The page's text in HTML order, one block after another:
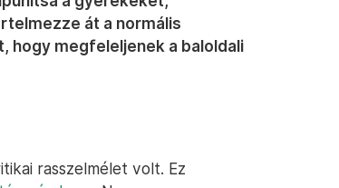
át a normális
hogy megfeleljenek a baloldali
rasszelmélet volt. Ez